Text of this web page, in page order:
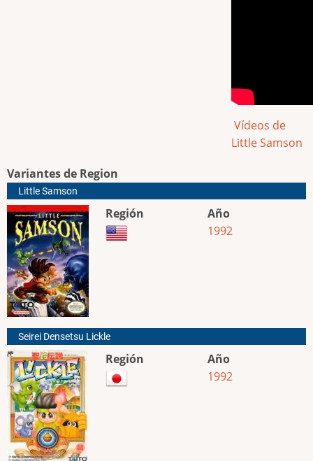
Vídeos de
Little Samson
Variantes de Region
Little Samson
Región
Año
1992
Seirei Densetsu Lickle
Región
Año
1992